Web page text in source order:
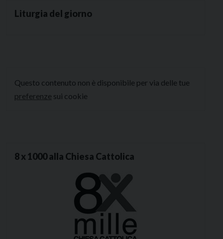
Liturgia del giorno
Questo contenuto non è disponibile per via delle tue
preferenze sui cookie
8 x 1000 alla Chiesa Cattolica